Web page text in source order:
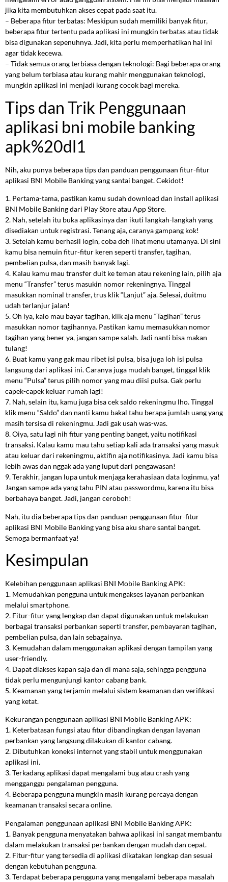
jika kita membutuhkan akses cepat pada saat itu.
– Beberapa fitur terbatas: Meskipun sudah memiliki banyak fitur,
beberapa fitur tertentu pada aplikasi ini mungkin terbatas atau tidak
bisa digunakan sepenuhnya. Jadi, kita perlu memperhatikan hal ini
agar tidak kecewa.
– Tidak semua orang terbiasa dengan teknologi: Bagi beberapa orang
yang belum terbiasa atau kurang mahir menggunakan teknologi,
mungkin aplikasi ini menjadi kurang cocok bagi mereka.
Tips dan Trik Penggunaan
aplikasi bni mobile banking
apk%20dl1
Nih, aku punya beberapa tips dan panduan penggunaan fitur-fitur
aplikasi BNI Mobile Banking yang santai banget. Cekidot!
1. Pertama-tama, pastikan kamu sudah download dan install aplikasi
BNI Mobile Banking dari Play Store atau App Store.
2. Nah, setelah itu buka aplikasinya dan ikuti langkah-langkah yang
disediakan untuk registrasi. Tenang aja, caranya gampang kok!
3. Setelah kamu berhasil login, coba deh lihat menu utamanya. Di sini
kamu bisa nemuin fitur-fitur keren seperti transfer, tagihan,
pembelian pulsa, dan masih banyak lagi.
4. Kalau kamu mau transfer duit ke teman atau rekening lain, pilih aja
menu “Transfer” terus masukin nomor rekeningnya. Tinggal
masukkan nominal transfer, trus klik “Lanjut” aja. Selesai, duitmu
udah terlanjur jalan!
5. Oh iya, kalo mau bayar tagihan, klik aja menu “Tagihan” terus
masukkan nomor tagihannya. Pastikan kamu memasukkan nomor
tagihan yang bener ya, jangan sampe salah. Jadi nanti bisa makan
tulang!
6. Buat kamu yang gak mau ribet isi pulsa, bisa juga loh isi pulsa
langsung dari aplikasi ini. Caranya juga mudah banget, tinggal klik
menu “Pulsa” terus pilih nomor yang mau diisi pulsa. Gak perlu
capek-capek keluar rumah lagi!
7. Nah, selain itu, kamu juga bisa cek saldo rekeningmu lho. Tinggal
klik menu “Saldo” dan nanti kamu bakal tahu berapa jumlah uang yang
masih tersisa di rekeningmu. Jadi gak usah was-was.
8. Oiya, satu lagi nih fitur yang penting banget, yaitu notifikasi
transaksi. Kalau kamu mau tahu setiap kali ada transaksi yang masuk
atau keluar dari rekeningmu, aktifin aja notifikasinya. Jadi kamu bisa
lebih awas dan nggak ada yang luput dari pengawasan!
9. Terakhir, jangan lupa untuk menjaga kerahasiaan data loginmu, ya!
Jangan sampe ada yang tahu PIN atau passwordmu, karena itu bisa
berbahaya banget. Jadi, jangan ceroboh!
Nah, itu dia beberapa tips dan panduan penggunaan fitur-fitur
aplikasi BNI Mobile Banking yang bisa aku share santai banget.
Semoga bermanfaat ya!
Kesimpulan
Kelebihan penggunaan aplikasi BNI Mobile Banking APK:
1. Memudahkan pengguna untuk mengakses layanan perbankan
melalui smartphone.
2. Fitur-fitur yang lengkap dan dapat digunakan untuk melakukan
berbagai transaksi perbankan seperti transfer, pembayaran tagihan,
pembelian pulsa, dan lain sebagainya.
3. Kemudahan dalam menggunakan aplikasi dengan tampilan yang
user-friendly.
4. Dapat diakses kapan saja dan di mana saja, sehingga pengguna
tidak perlu mengunjungi kantor cabang bank.
5. Keamanan yang terjamin melalui sistem keamanan dan verifikasi
yang ketat.
Kekurangan penggunaan aplikasi BNI Mobile Banking APK:
1. Keterbatasan fungsi atau fitur dibandingkan dengan layanan
perbankan yang langsung dilakukan di kantor cabang.
2. Dibutuhkan koneksi internet yang stabil untuk menggunakan
aplikasi ini.
3. Terkadang aplikasi dapat mengalami bug atau crash yang
mengganggu pengalaman pengguna.
4. Beberapa pengguna mungkin masih kurang percaya dengan
keamanan transaksi secara online.
Pengalaman penggunaan aplikasi BNI Mobile Banking APK:
1. Banyak pengguna menyatakan bahwa aplikasi ini sangat membantu
dalam melakukan transaksi perbankan dengan mudah dan cepat.
2. Fitur-fitur yang tersedia di aplikasi dikatakan lengkap dan sesuai
dengan kebutuhan pengguna.
3. Terdapat beberapa pengguna yang mengalami beberapa masalah